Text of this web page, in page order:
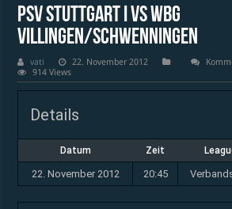
PSV Stuttgart I vs WBG
Villingen/Schwenningen
vati 22. November 2012
914 Views
Details
Datum Zeit
22. November 2012 20:45